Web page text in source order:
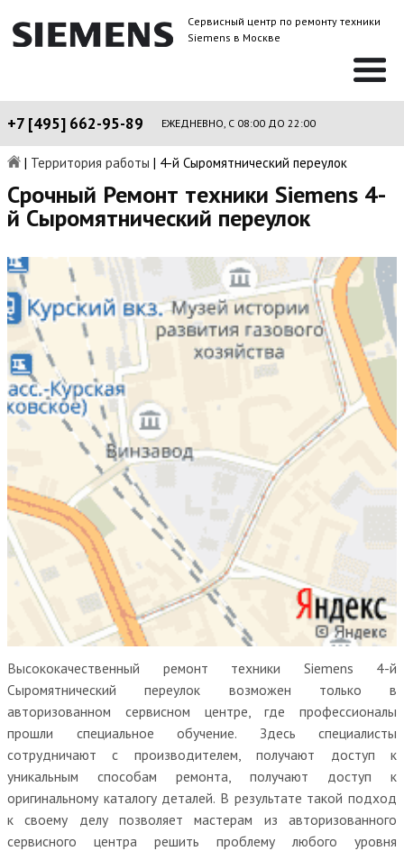
Сервисный центр по ремонту техники
Siemens в Москве
+7 [495] 662-95-89 ЕЖЕДНЕВНО, С 08:00 ДО 22:00
| Территория работы | 4-й Сыромятнический переулок
Срочный Ремонт техники Siemens 4-
й Сыромятнический переулок
Высококачественный ремонт техники Siemens 4-й
Сыромятнический переулок возможен только в
авторизованном сервисном центре, где профессионалы
прошли специальное обучение. Здесь специалисты
сотрудничают с производителем, получают доступ к
уникальным способам ремонта, получают доступ к
оригинальному каталогу деталей. В результате такой подход
к своему делу позволяет мастерам из авторизованного
сервисного центра решить проблему любого уровня